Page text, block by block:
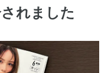
れました